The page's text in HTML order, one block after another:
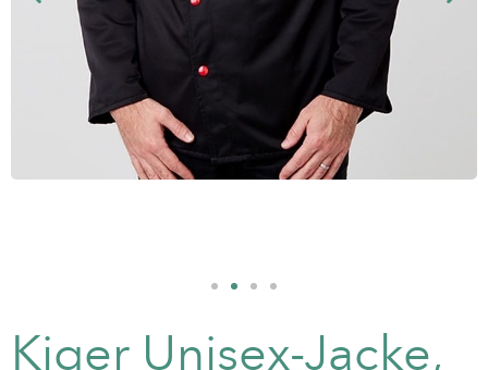
Kiger Unisex-Jacke,